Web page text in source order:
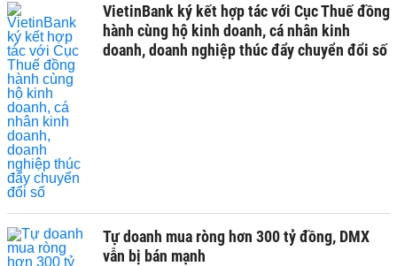
VietinBank ký kết hợp tác với Cục Thuế đồng
hành cùng hộ kinh doanh, cá nhân kinh
doanh, doanh nghiệp thúc đẩy chuyển đổi số
Tự doanh mua ròng hơn 300 tỷ đồng, DMX
vẫn bị bán mạnh